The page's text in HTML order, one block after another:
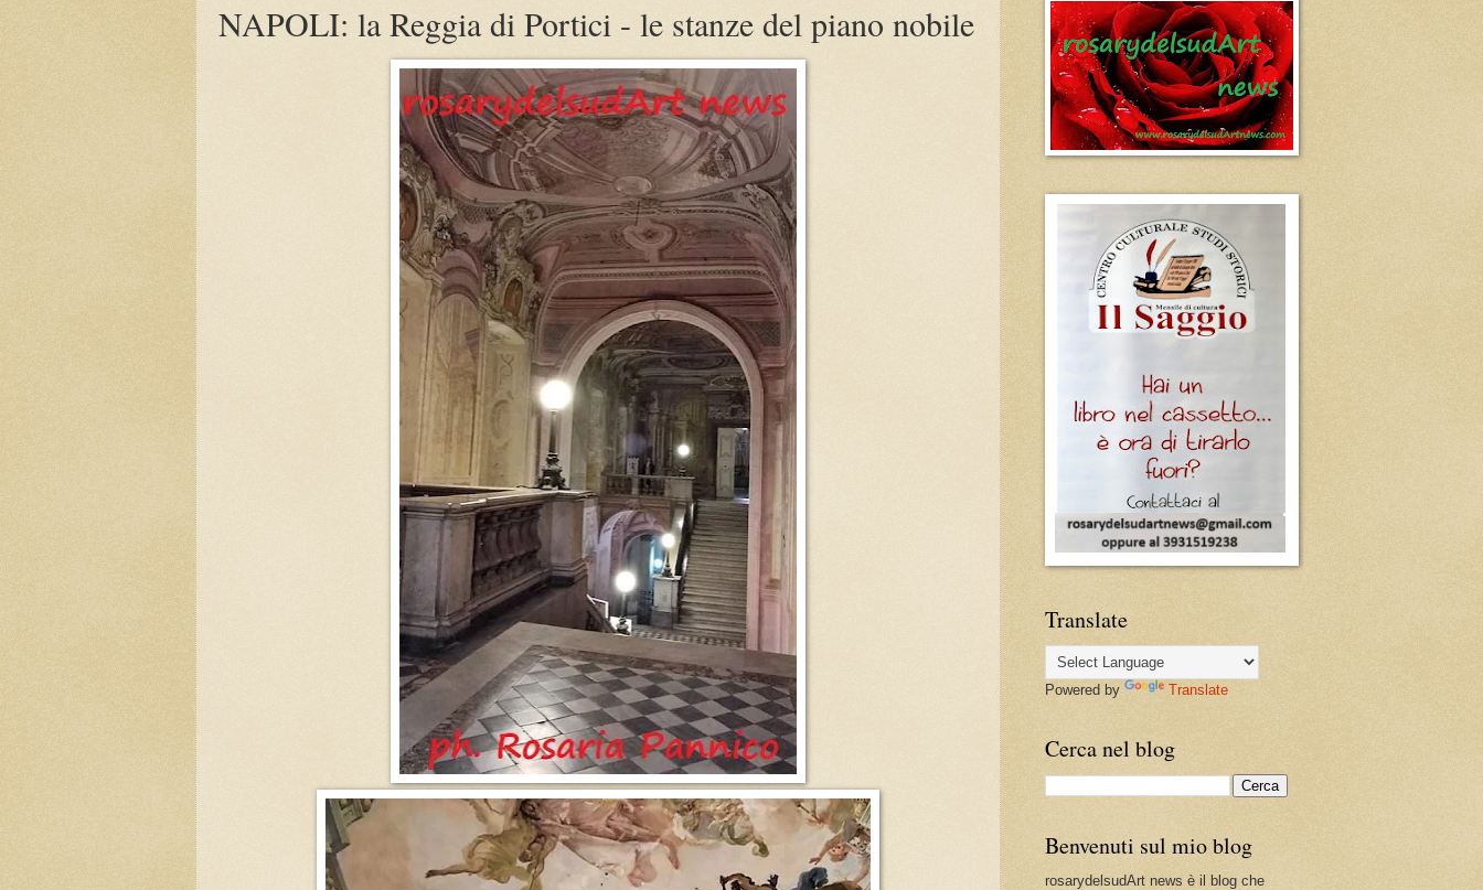
NAPOLI: la Reggia di Portici - le stanze del piano nobile
Translate
Powered by Translate
Cerca nel blog
Benvenuti sul mio blog
rosarydelsudArt news è il blog che